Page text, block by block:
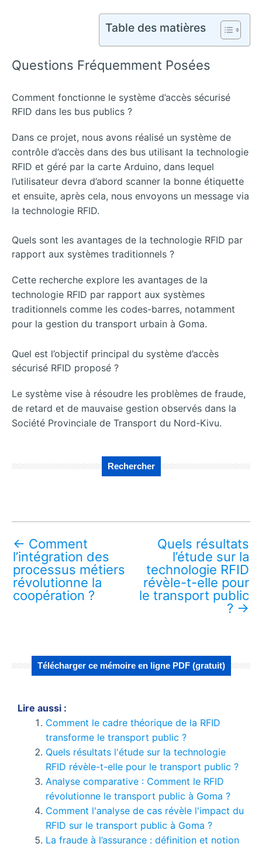
Table des matières
Questions Fréquemment Posées
Comment fonctionne le système d’accès sécurisé
RFID dans les bus publics ?
Dans ce projet, nous avons réalisé un système de
contrôle d’accès dans des bus utilisant la technologie
RFID et géré par la carte Arduino, dans lequel
l’utilisateur devra d’abord scanner la bonne étiquette
et ensuite, après cela, nous envoyons un message via
la technologie RFID.
Quels sont les avantages de la technologie RFID par
rapport aux systèmes traditionnels ?
Cette recherche explore les avantages de la
technologie RFID par rapport aux systèmes
traditionnels comme les codes-barres, notamment
pour la gestion du transport urbain à Goma.
Quel est l’objectif principal du système d’accès
sécurisé RFID proposé ?
Le système vise à résoudre les problèmes de fraude,
de retard et de mauvaise gestion observés dans la
Société Provinciale de Transport du Nord-Kivu.
Rechercher
← Comment
l’intégration des
processus métiers
révolutionne la
coopération ?
Quels résultats
l’étude sur la
technologie RFID
révèle-t-elle pour
le transport public
? →
Télécharger ce mémoire en ligne PDF (gratuit)
Lire aussi :
Comment le cadre théorique de la RFID
transforme le transport public ?
Quels résultats l'étude sur la technologie
RFID révèle-t-elle pour le transport public ?
Analyse comparative : Comment le RFID
révolutionne le transport public à Goma ?
Comment l'analyse de cas révèle l'impact du
RFID sur le transport public à Goma ?
La fraude à l’assurance : définition et notion